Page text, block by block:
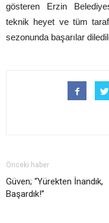
gösteren Erzin
teknik heyet ve tüm
sezonunda başarılar
Önceki haber
Güven; “Yürekten İnandık,
Başardık!”